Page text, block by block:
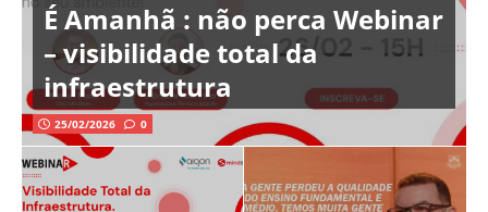
É Amanhã : não perca Webinar
– visibilidade total da
infraestrutura
25/02/2026 0